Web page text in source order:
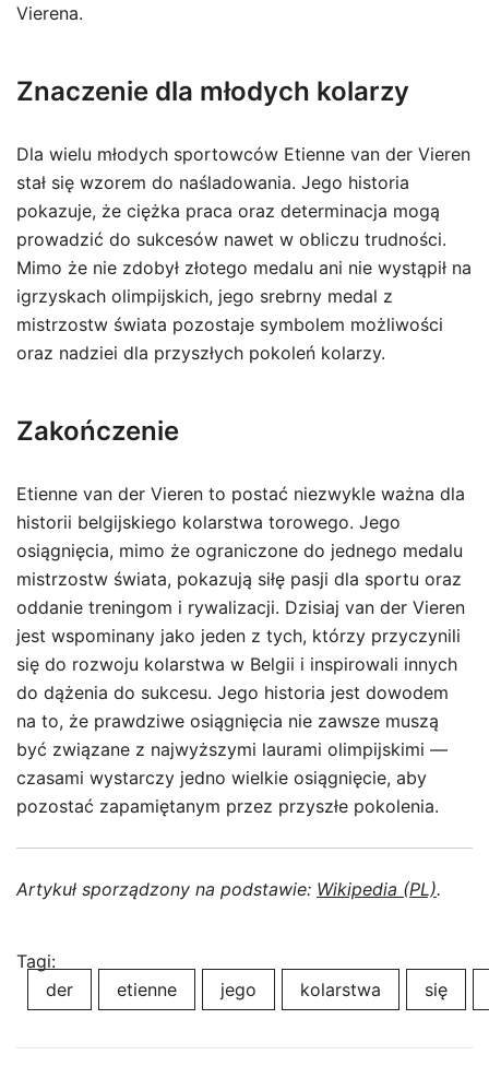
Vierena.
Znaczenie dla młodych kolarzy
Dla wielu młodych sportowców Etienne van der Vieren
stał się wzorem do naśladowania. Jego historia
pokazuje, że ciężka praca oraz determinacja mogą
prowadzić do sukcesów nawet w obliczu trudności.
Mimo że nie zdobył złotego medalu ani nie wystąpił na
igrzyskach olimpijskich, jego srebrny medal z
mistrzostw świata pozostaje symbolem możliwości
oraz nadziei dla przyszłych pokoleń kolarzy.
Zakończenie
Etienne van der Vieren to postać niezwykle ważna dla
historii belgijskiego kolarstwa torowego. Jego
osiągnięcia, mimo że ograniczone do jednego medalu
mistrzostw świata, pokazują siłę pasji dla sportu oraz
oddanie treningom i rywalizacji. Dzisiaj van der Vieren
jest wspominany jako jeden z tych, którzy przyczynili
się do rozwoju kolarstwa w Belgii i inspirowali innych
do dążenia do sukcesu. Jego historia jest dowodem
na to, że prawdziwe osiągnięcia nie zawsze muszą
być związane z najwyższymi laurami olimpijskimi —
czasami wystarczy jedno wielkie osiągnięcie, aby
pozostać zapamiętanym przez przyszłe pokolenia.
Artykuł sporządzony na podstawie: Wikipedia (PL).
Tagi:
der
etienne jego kolarstwa się